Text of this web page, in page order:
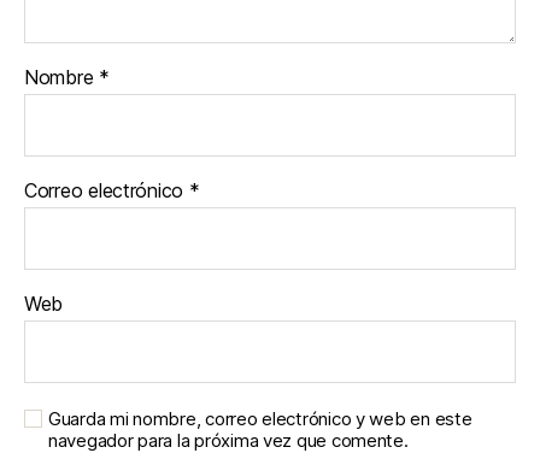
Nombre *
Correo electrónico *
Web
Guarda mi nombre, correo electrónico y web en este
navegador para la próxima vez que comente.